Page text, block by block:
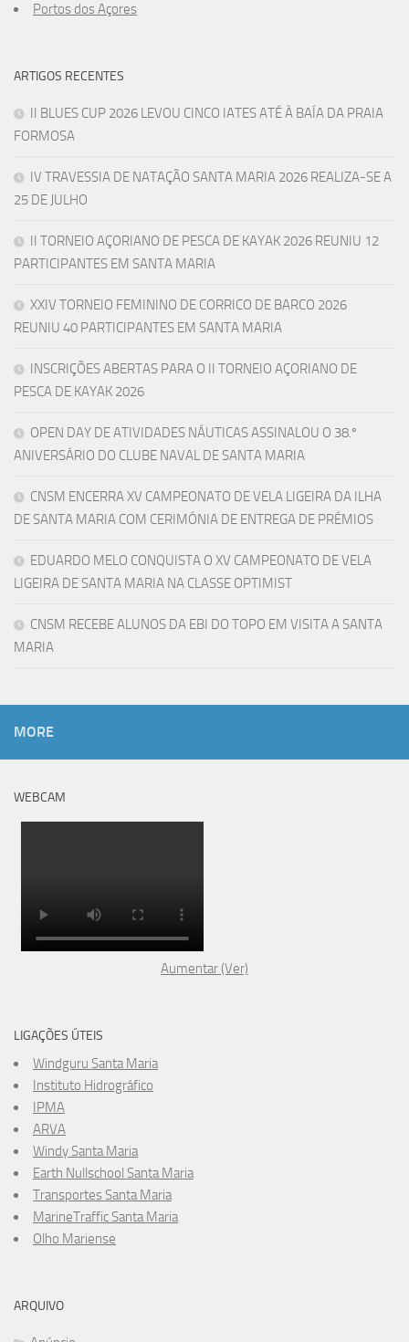
Portos dos Açores
ARTIGOS RECENTES
II BLUES CUP 2026 LEVOU CINCO IATES ATÉ À BAÍA DA PRAIA
FORMOSA
IV TRAVESSIA DE NATAÇÃO SANTA MARIA 2026 REALIZA-SE A
25 DE JULHO
II TORNEIO AÇORIANO DE PESCA DE KAYAK 2026 REUNIU 12
PARTICIPANTES EM SANTA MARIA
XXIV TORNEIO FEMININO DE CORRICO DE BARCO 2026
REUNIU 40 PARTICIPANTES EM SANTA MARIA
INSCRIÇÕES ABERTAS PARA O II TORNEIO AÇORIANO DE
PESCA DE KAYAK 2026
OPEN DAY DE ATIVIDADES NÁUTICAS ASSINALOU O 38.º
ANIVERSÁRIO DO CLUBE NAVAL DE SANTA MARIA
CNSM ENCERRA XV CAMPEONATO DE VELA LIGEIRA DA ILHA
DE SANTA MARIA COM CERIMÓNIA DE ENTREGA DE PRÉMIOS
EDUARDO MELO CONQUISTA O XV CAMPEONATO DE VELA
LIGEIRA DE SANTA MARIA NA CLASSE OPTIMIST
CNSM RECEBE ALUNOS DA EBI DO TOPO EM VISITA A SANTA
MARIA
MORE
WEBCAM
Aumentar (Ver)
LIGAÇÕES ÚTEIS
Windguru Santa Maria
Instituto Hidrográfico
IPMA
ARVA
Windy Santa Maria
Earth Nullschool Santa Maria
Transportes Santa Maria
MarineTraffic Santa Maria
Olho Mariense
ARQUIVO